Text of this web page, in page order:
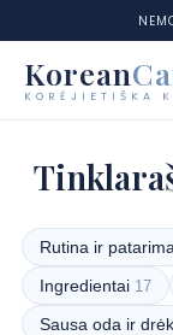
Korean
KORĖJIETIŠKA
Prekių ženklai
Kategorijos
Odos tipai
turinio
Rutina ir
Ingredientai 17
Sausa oda ir